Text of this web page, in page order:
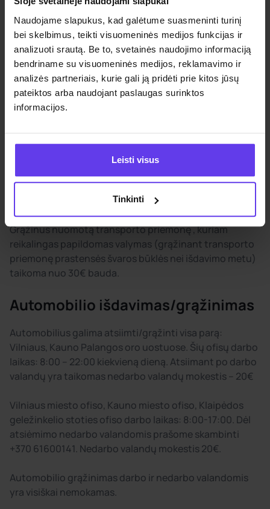
Naudojame slapukus, kad galėtume suasmeninti turinį
bei skelbimus, teikti visuomeninės medijos funkcijas ir
analizuoti srautą. Be to, svetainės naudojimo informaciją
bendriname su visuomeninės medijos, reklamavimo ir
analizės partneriais, kurie gali ją pridėti prie kitos jūsų
pateiktos arba naudojant paslaugas surinktos
informacijos.
Leisti visus
Tinkinti
Jauno vairuotojo mokestis
Jeigu bet kurio vairuotojo amžius 19-24 imtinai, jam bus
taikomas jauno vairuotojo mokestis – 6€ parai. Šis
mokestis taikomas atsiimant automobilį – kai
patikrinamas vairuotojo pažymėjimas.
Automobilio valymo mokestis
Siekiant palengvinti grąžinimo procesą, siūlome įsigyti
automobilio valymą išanksto, taip nereikės jo valyti po
automobilį prastesnės būklės nei prieš išduodant bus
taikomi papildomi valymo mokesčiai.
Grąžinus nuomotą transporto priemonę , kuriam
reikalingas papildomas valymas (grąžinant transporto
priemonę prastensės švaros būklės nei išdavimo metu)
taikoma nuo 30€ bauda.
Automobilio išdavimas/grąžinimas
Automobilius galima atsiimti/grąžinti visa parą:
Vilniaus, Kauno Palangos oro uostuose. Šių ofisų darbo
laikas: 8:00 – 22:00 kiekvieną dieną. Atsiimant po darbo
valandų yra taikomas nedarbo valandų mokestis – 20€
Vilniaus miesto ofiso, Kauno miesto ofiso, Klaipėdos
geležinkelio stoties ofiso darbo laikas: 8:00-17:00. Dėl
atsiėmimo nedarbo valandomis prašome skambinti
+370 61600141. Nedarbo valandų mokestis 20€.
Automobilio grąžinimas darbo ir nedarbo valandomis
yra visiškai nemokamas.